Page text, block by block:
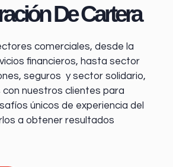
De Cartera
comerciales, desde la
financieros, hasta sector
seguros y sector solidario,
nuestros clientes para
únicos de experiencia del
a obtener resultados